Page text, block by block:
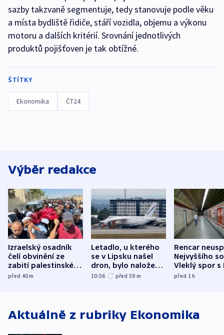
sazby takzvaně segmentuje, tedy stanovuje podle věku
a místa bydliště řidiče, stáří vozidla, objemu a výkonu
motoru a dalších kritérií. Srovnání jednotlivých
produktů pojišťoven je tak obtížné.
ŠTÍTKY
Ekonomika ČT24
Výběr redakce
Izraelský osadník
čelí obvinění ze
zabití palestinského
aktivisty
před 40m
Letadlo, u kterého
se v Lipsku našel
dron, bylo naložené
municí, píší média
10:56 před 59 m
Rencar
Nejvyššího
Vleklý spor s
reklamní
před 1h
Aktuálně z rubriky Ekonomika